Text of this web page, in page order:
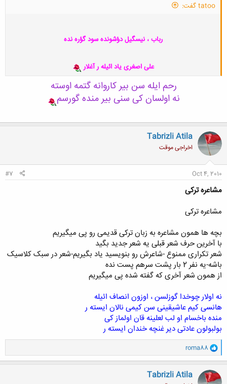
tatoo گفت:
رباب ، نیسگیل دؤشونده سود گؤره نده
علی اصغری یاد ائیله ر آغلار
رحم ایله سن بیر کاروانه گتمه اوسته
نه اولسان کی سنی بیر منده گورسم
Tabrizli Atila
اخراجی موقت
Oct 4, 2010
#7
مشاعره ترکی
مشاعره ترکی
بچه ها همون مشاعره به زبان ترکی قدیمی رو پی میگیریم
با آخرین حرف شعر قبلی یه شعر جدید بگید
شعر تکراری ممنوع -شاعرش رو بنویسید یاد بگیریم-شعر در سبک کلاسیک
باشه-یه نفر 2 بار پشت سرهم پست نده
از همون شعر آخری که گفته شده پی میگیریم
نه اولار چوخدا گوزلسن ، اوزون انصاف ائیله
هانسی کیم عاشیقینی سن کیمی نالان ایسته ر
منده باخسام او لب لعلینه قان اولماز کی
بولبولون عادتی دیر غنچه خندان ایسته ر
و
ا
ک
ن
ش
roma88
Tabrizli Atila